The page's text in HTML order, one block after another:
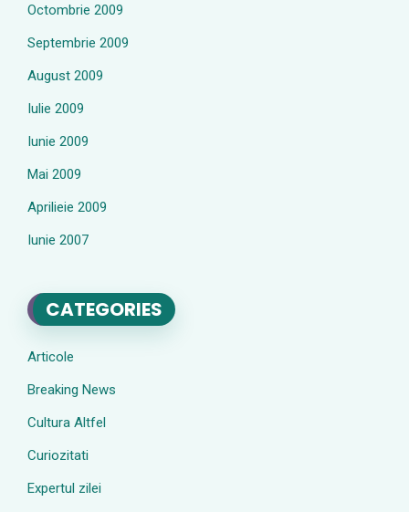
Octombrie 2009
Septembrie 2009
August 2009
Iulie 2009
Iunie 2009
Mai 2009
Aprilieie 2009
Iunie 2007
CATEGORIES
Articole
Breaking News
Cultura Altfel
Curiozitati
Expertul zilei